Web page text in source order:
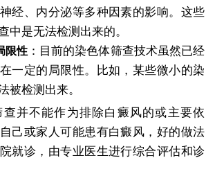
经、内分泌等多种因素的影响。这些
中是无法检测出来的。
限性：目前的染色体筛查技术虽然已经
一定的局限性。比如，某些微小的染
被检测出来。
查并不能作为排除白癜风的或主要依
己或家人可能患有白癜风，好的做法
就诊，由专业医生进行综合评估和诊